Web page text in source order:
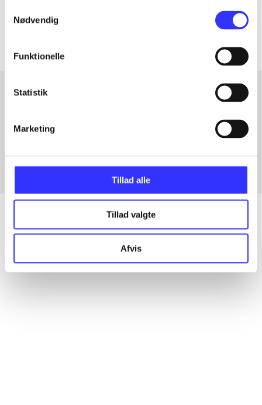
Nødvendig
Funktionelle
Statistik
Marketing
Tillad alle
Tillad valgte
Afvis
Artiklerne i
Fra
Alle registrerede artikler fordelt på udgivelser